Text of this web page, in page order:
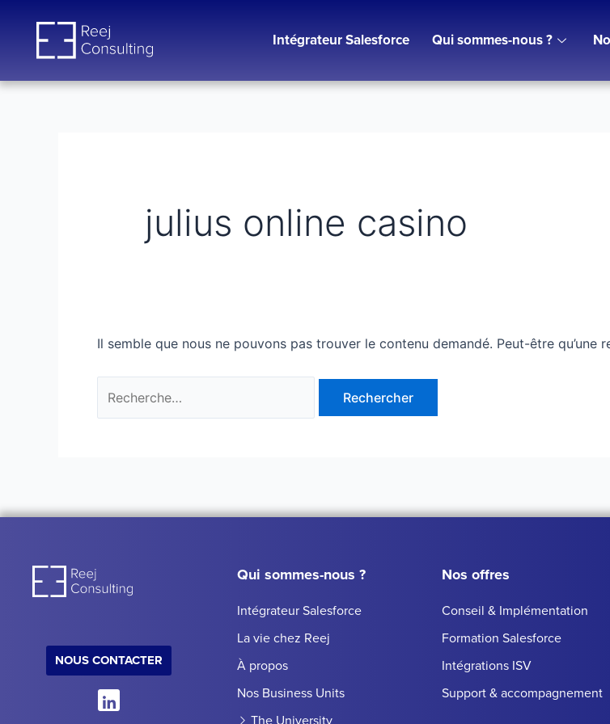
contenu
Intégrateur Salesforce Qui sommes-nous ?
julius online casino
Il semble que nous ne pouvons pas trouver le contenu demandé. Peut-être qu’une
NOUS CONTACTER
Qui sommes-nous ?
Intégrateur Salesforce
La vie chez Reej
À propos
Nos Business Units
Nos offres
Conseil & Implémentation
Formation Salesforce
Intégrations ISV
Support & accompagnement